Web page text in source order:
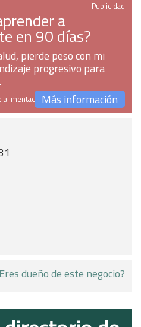
Publicidad
a
en 90 días?
pierde peso con mi
progresivo para
alimentaciónMás información
dueño de este negocio?